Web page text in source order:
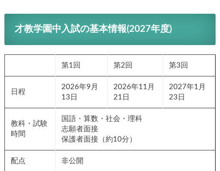
才教学園中入試の基本情報(2027年度)
第1回 第2回 第3回
日程
2026年9月
13日
2026年11月
21日
2027年1月
23日
教科・試験
時間
国語・算数・社会・理科
志願者面接
保護者面接（約10分）
配点 非公開